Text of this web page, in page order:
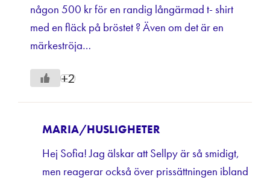
någon 500 kr för en randig långärmad t- shirt
med en fläck på bröstet ? Även om det är en
märkeströja…
+2
MARIA/HUSLIGHETER
Hej Sofia! Jag älskar att Sellpy är så smidigt,
men reagerar också över prissättningen ibland